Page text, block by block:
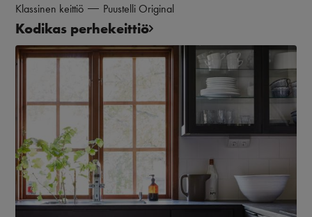
Klassinen keittiö Puustelli Original
Kodikas perhekeittiö